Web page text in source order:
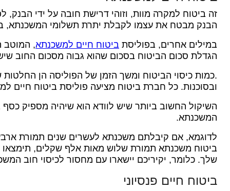
זה ביטוח למקרה מוות, וזוהי דרישת חובה על ידי הבנק,
הבנק מבטח את עצמו לקבלת יתרת תשלומי המשכנתא,
במילים אחרים, בפוליסת ביטוח חיים למשכנתא, המוטב
הגדלת סכום הביטוח בסכום שהוא גבוה מסכום החוב
.כמות כיסוי הביטוח ומשך הזמן של הפוליסה הן
ובסוכנות. כל חברת ביטוח מציעה פוליסת ביטוח חיים
השיקול החשוב ביותר שיש לוודא הוא שיהיה מספיק
המשכנתא.
לדוגמא, אם קיבלתם משכנתא לעשרים שנים תמורת
ביטוח משכנתא תמורת שלוש מאות אלף שקלים, תימצאו
שלך. כלומר, יקיריכם יישארו עם מחסור לכיסוי חוב
ביטוח חיים פנסיוני